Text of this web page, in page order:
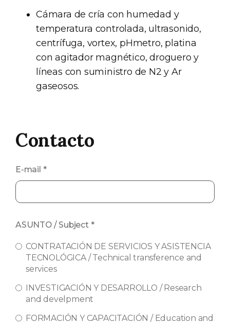
Cámara de cría con humedad y
temperatura controlada, ultrasonido,
centrífuga, vortex, pHmetro, platina
con agitador magnético, droguero y
líneas con suministro de N2 y Ar
gaseosos.
Contacto
E-mail *
ASUNTO / Subject *
CONTRATACIÓN DE SERVICIOS Y ASISTENCIA
TECNOLÓGICA / Technical transference and
services
INVESTIGACIÓN Y DESARROLLO / Research
and develpment
FORMACIÓN Y CAPACITACIÓN / Education and